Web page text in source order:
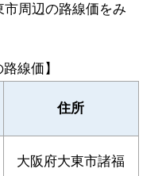
周辺の路線価をみ
線価】
住所
大阪府大東市諸福